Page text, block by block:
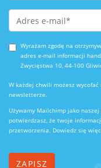
Email Address *
Wyrażam zgodę na
adres e-mail informacji
Zwycięstwa 10, 44-100
W każdej chwili możesz
newsletterze.
Używamy Mailchimp jako
potwierdzasz, że twoje
przetworzenia. Dowiedz się